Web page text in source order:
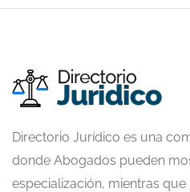
Directorio Jurídico es una
donde Abogados pueden
especialización, mientras